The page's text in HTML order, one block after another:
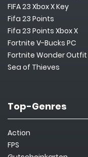
FIFA 23 Xbox X Key
Fifa 23 Points
Fifa 23 Points Xbox X
Fortnite V-Bucks PC
Fortnite Wonder Outfit
Sea of Thieves
Top-Genres
Action
FPS